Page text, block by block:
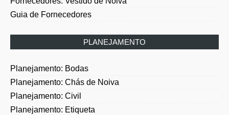
Guia de Fornecedores
PLANEJAMENTO
Planejamento: Bodas
Planejamento: Chás de Noiva
Planejamento: Civil
Planejamento: Etiqueta